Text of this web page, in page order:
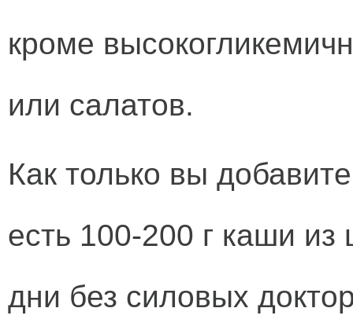
кроме
или салатов.
Как только вы
есть 100-200 г каши из
дни без силовых